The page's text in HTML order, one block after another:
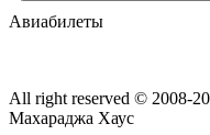
Авиабилеты
All right reserved © 2008-
Махараджа Хаус